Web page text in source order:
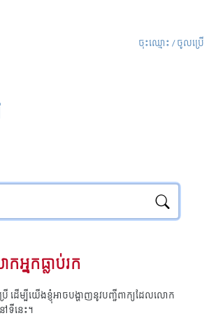
ចុះឈ្មោះ / ចូលប្រើ
អ្នកធ្លាប់រក
ដើម្បីយើងខ្ញុំអាចបង្ហាញនូវបញ្ជីពាក្យដែលលោក
ៅទីនេះ។